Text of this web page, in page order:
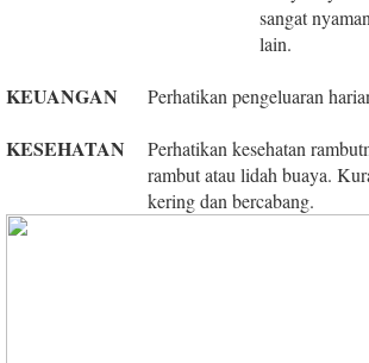
sangat
lain.
KEUANGAN Perhatikan pengeluaran
KESEHATAN
Perhatikan kesehatan
rambut atau lidah buaya.
kering dan bercabang.